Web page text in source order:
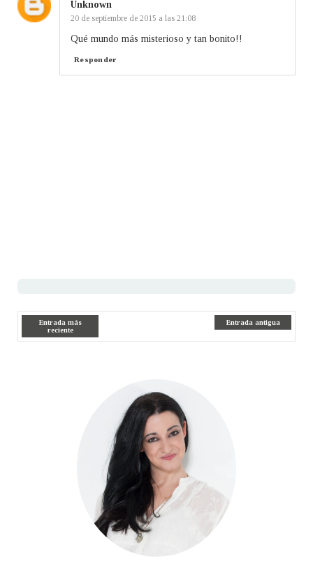
Unknown
20 de septiembre de 2015 a las 21:08
Qué mundo más misterioso y tan bonito!!
Responder
Entrada más
reciente
Entrada antigua